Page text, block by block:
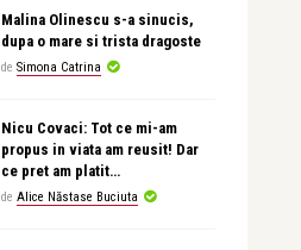
Malina Olinescu s-a sinucis,
dupa o mare si trista dragoste
de Simona Catrina
Nicu Covaci: Tot ce mi-am
propus in viata am reusit! Dar
ce pret am platit…
de Alice Năstase Buciuta